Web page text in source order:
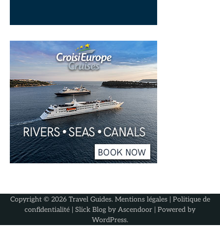
Copyright © 2026 Travel Guides. Mentions légales| Politique de
confidentialité | Slick Blog by Ascendoor | Powered by
WordPress.